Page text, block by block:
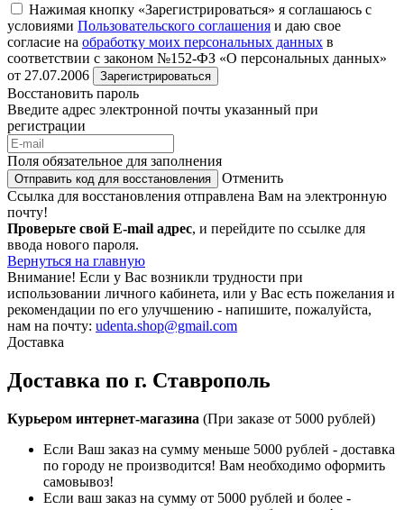
Нажимая кнопку «Зарегистрироваться» я соглашаюсь с
условиями Пользовательского соглашения и даю свое
согласие на обработку моих персональных данных в
соответствии с законом №152-ФЗ «О персональных данных»
от 27.07.2006
Зарегистрироваться
Восстановить пароль
Введите адрес электронной почты указанный при
регистрации
Поля обязательное для заполнения
Отправить код для восстановления
Отменить
Ссылка для восстановления отправлена Вам на электронную
почту!
Проверьте свой E-mail адрес, и перейдите по ссылке для
ввода нового пароля.
Вернуться на главную
Внимание! Если у Вас возникли трудности при
использовании личного кабинета, или у Вас есть пожелания и
рекомендации по его улучшению - напишите, пожалуйста,
нам на почту: udenta.shop@gmail.com
Доставка
Доставка по г. Ставрополь
Курьером интернет-магазина (При заказе от 5000 рублей)
Если Ваш заказ на сумму меньше 5000 рублей - доставка
по городу не производится! Вам необходимо оформить
самовывоз!
Если ваш заказ на сумму от 5000 рублей и более -